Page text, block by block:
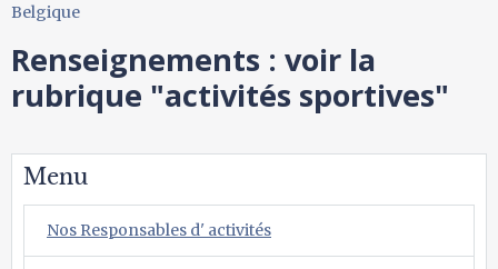
Belgique
Renseignements : voir la
rubrique "activités sportives"
Menu
Nos Responsables d' activités